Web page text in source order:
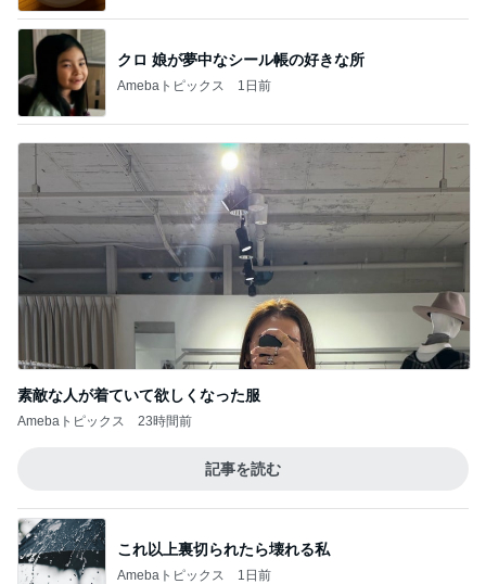
クロ 娘が夢中なシール帳の好きな所
Amebaトピックス 1日前
素敵な人が着ていて欲しくなった服
Amebaトピックス 23時間前
記事を読む
これ以上裏切られたら壊れる私
Amebaトピックス 1日前